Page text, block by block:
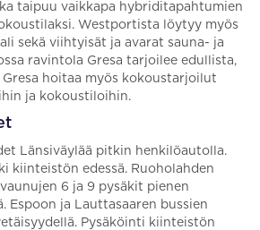
taipuu vaikkapa hybriditapahtumien
Westportista löytyy myös
sekä viihtyisät ja avarat sauna- ja
ravintola Gresa tarjoilee edullista,
Gresa hoitaa myös kokoustarjoilut
ja kokoustiloihin.
Länsiväylää pitkin henkilöautolla.
kiinteistön edessä. Ruoholahden
6 ja 9 pysäkit pienen
Espoon ja Lauttasaaren bussien
Pysäköinti kiinteistön